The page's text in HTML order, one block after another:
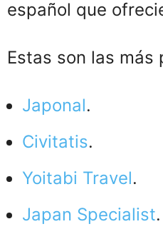
español que
Estas son las más
Japonal.
Civitatis.
Yoitabi Travel.
Japan Specialist.